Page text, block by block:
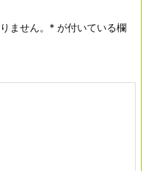
ません。 * が付いている欄